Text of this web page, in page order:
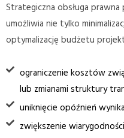
Strategiczna obsługa
umożliwia nie tylko
optymalizację budżetu
ograniczenie kosztów
lub zmianami struktury
uniknięcie opóźnień
zwiększenie